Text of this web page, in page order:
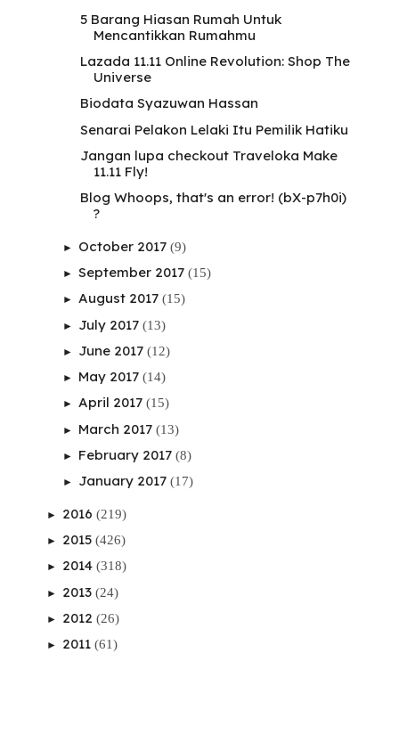
5 Barang Hiasan Rumah Untuk
Mencantikkan Rumahmu
Lazada 11.11 Online Revolution: Shop The
Universe
Biodata Syazuwan Hassan
Senarai Pelakon Lelaki Itu Pemilik Hatiku
Jangan lupa checkout Traveloka Make
11.11 Fly!
Blog Whoops, that's an error! (bX-p7h0i)
?
► October 2017 (9)
► September 2017 (15)
► August 2017 (15)
► July 2017 (13)
► June 2017 (12)
► May 2017 (14)
► April 2017 (15)
► March 2017 (13)
► February 2017 (8)
► January 2017 (17)
► 2016 (219)
► 2015 (426)
► 2014 (318)
► 2013 (24)
► 2012 (26)
► 2011 (61)